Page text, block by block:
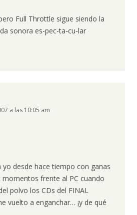
Full Throttle sigue siendo la
sonora es-pec-ta-cu-lar
a las 10:05 am
yo desde hace tiempo con ganas
momentos frente al PC cuando
polvo los CDs del FINAL
vuelto a enganchar… ¡y de qué